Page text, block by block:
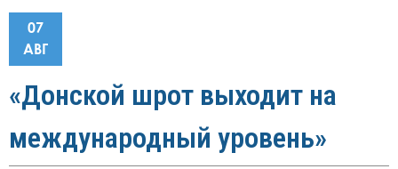
07
АВГ
«Донской шрот выходит на
международный уровень»